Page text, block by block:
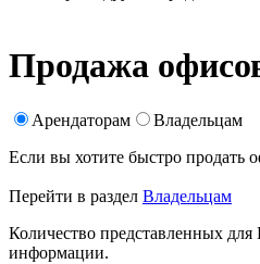
Продажа
Арендаторам
Владельцам
Если вы хотите быстро
Перейти в раздел Владельцам
Количество представленных
информации.